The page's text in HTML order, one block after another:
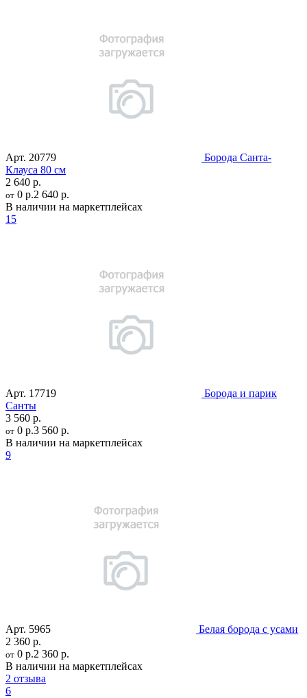
Арт. 20779
Борода Санта-
Клауса 80 см
2 640 р.
от 0 р.2 640 р.
В наличии на маркетплейсах
15
Арт. 17719
Борода и парик
Санты
3 560 р.
от 0 р.3 560 р.
В наличии на маркетплейсах
9
Арт. 5965
Белая борода с усами
2 360 р.
от 0 р.2 360 р.
В наличии на маркетплейсах
2 отзыва
6